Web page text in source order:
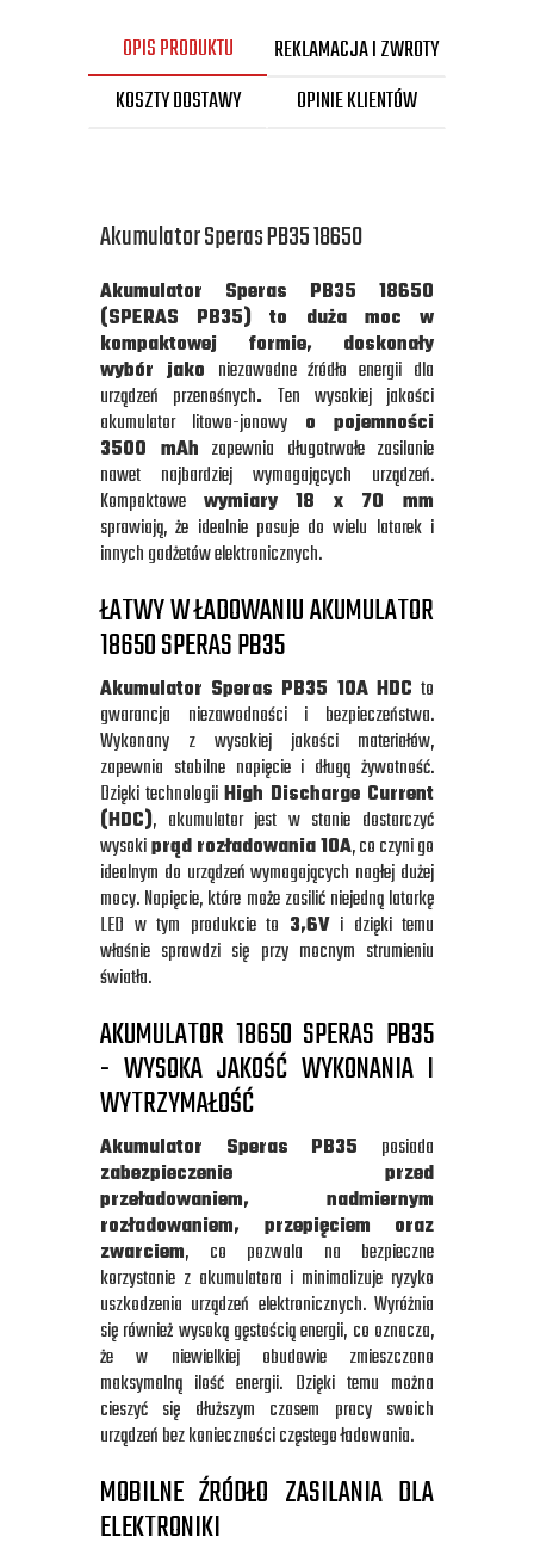
OPIS PRODUKTU
REKLAMACJA I ZWROTY
KOSZTY DOSTAWY
OPINIE KLIENTÓW
Akumulator Speras PB35 18650
Akumulator Speras PB35 18650
(SPERAS PB35) to duża moc w
kompaktowej formie, doskonały
wybór jako niezawodne źródło energii dla
urządzeń przenośnych. Ten wysokiej jakości
akumulator litowo-jonowy o pojemności
3500 mAh zapewnia długotrwałe zasilanie
nawet najbardziej wymagających urządzeń.
Kompaktowe wymiary 18 x 70 mm
sprawiają, że idealnie pasuje do wielu latarek i
innych gadżetów elektronicznych.
ŁATWY W ŁADOWANIU AKUMULATOR
18650 SPERAS PB35
Akumulator Speras PB35 10A HDC to
gwarancja niezawodności i bezpieczeństwa.
Wykonany z wysokiej jakości materiałów,
zapewnia stabilne napięcie i długą żywotność.
Dzięki technologiiHigh Discharge Current
(HDC), akumulator jest w stanie dostarczyć
wysokiprąd rozładowania 10A, co czyni go
idealnym do urządzeń wymagających nagłej dużej
mocy. Napięcie, które może zasilić niejedną latarkę
LED w tym produkcie to 3,6Vi dzięki temu
właśnie sprawdzi się przy mocnym strumieniu
światła.
AKUMULATOR 18650 SPERAS PB35
- WYSOKA JAKOŚĆ WYKONANIA I
WYTRZYMAŁOŚĆ
Akumulator Speras PB35 posiada
zabezpieczenie przed
przeładowaniem, nadmiernym
rozładowaniem, przepięciem oraz
zwarciem, co pozwala na bezpieczne
korzystanie z akumulatora i minimalizuje ryzyko
uszkodzenia urządzeń elektronicznych. Wyróżnia
się również wysoką gęstością energii, co oznacza,
że w niewielkiej obudowie zmieszczono
maksymalną ilość energii. Dzięki temu można
cieszyć się dłuższym czasem pracy swoich
urządzeń bez konieczności częstego ładowania.
MOBILNE ŹRÓDŁO ZASILANIA DLA
ELEKTRONIKI